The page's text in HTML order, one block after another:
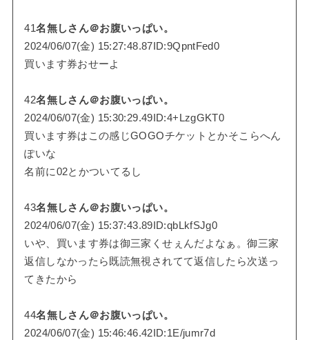
41名無しさん＠お腹いっぱい。
2024/06/07(金) 15:27:48.87ID:9QpntFed0
買います券おせーよ
42名無しさん＠お腹いっぱい。
2024/06/07(金) 15:30:29.49ID:4+LzgGKT0
買います券はこの感じGOGOチケットとかそこらへん
ぽいな
名前に02とかついてるし
43名無しさん＠お腹いっぱい。
2024/06/07(金) 15:37:43.89ID:qbLkfSJg0
いや、買います券は御三家くせぇんだよなぁ。御三家
返信しなかったら既読無視されてて返信したら次送っ
てきたから
44名無しさん＠お腹いっぱい。
2024/06/07(金) 15:46:46.42ID:1E/jumr7d